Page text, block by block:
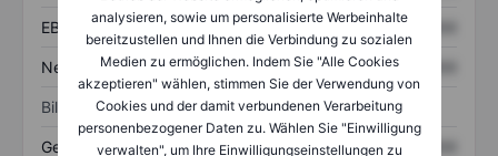
analysieren, sowie um personalisierte Werbeinhalte
bereitzustellen und Ihnen die Verbindung zu sozialen
Medien zu ermöglichen. Indem Sie "Alle Cookies
akzeptieren" wählen, stimmen Sie der Verwendung von
Cookies und der damit verbundenen Verarbeitung
personenbezogener Daten zu. Wählen Sie "Einwilligung
verwalten", um Ihre Einwilligungseinstellungen zu
EBITDA XXXXXXX XXXXXXX
Nettoeinkommen XXXXXXX XXXXXXX
Bilanz
Gesamtvermögen XXXXXXX XXXXXXX